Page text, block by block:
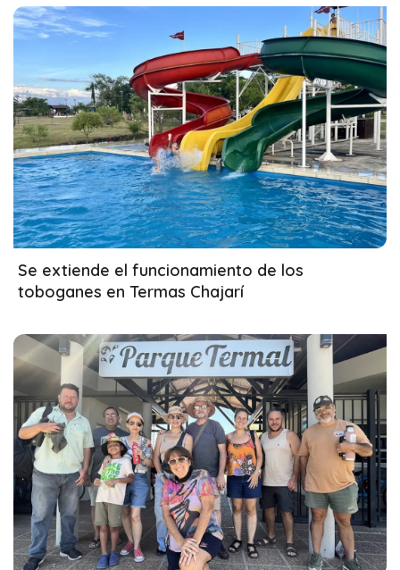
18/03/2026
Se extiende el funcionamiento de los
toboganes en Termas Chajarí